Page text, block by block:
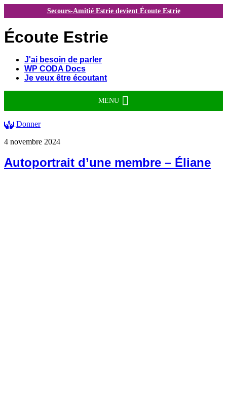
Secours-Amitié Estrie devient Écoute Estrie
Écoute Estrie
J'ai besoin de parler
WP CODA Docs
Je veux être écoutant
MENU
Donner
4 novembre 2024
Autoportrait d’une membre – Éliane